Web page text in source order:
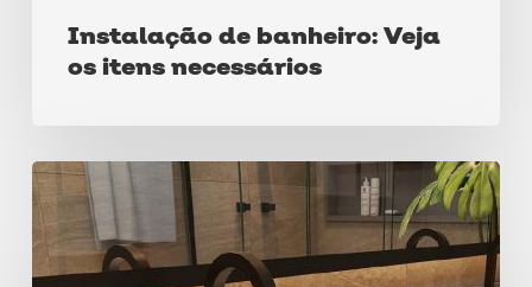
Instalação de banheiro: Veja
os itens necessários
Dicas
de
decoração